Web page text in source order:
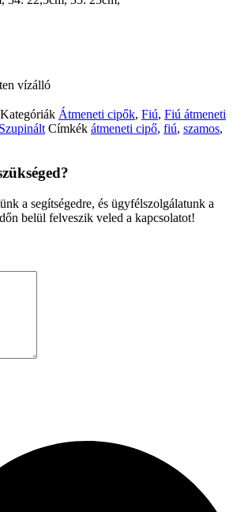
vízálló
Kategóriák Átmeneti cipők, Fiú, Fiú átmeneti
Szupinált Címkék átmeneti cipő, fiú, szamos,
a segítségedre, és ügyfélszolgálatunk a
belül felveszik veled a kapcsolatot!